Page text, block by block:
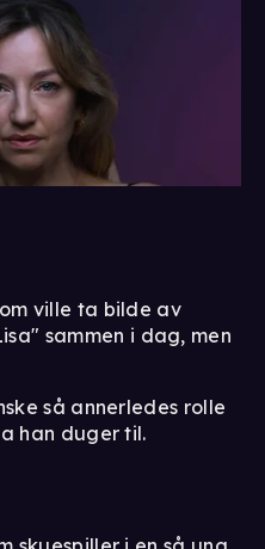
ville ta bilde av
sammen i dag, men
så annerledes rolle
han duger til.